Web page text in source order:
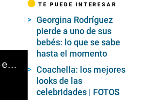
Perú llegaría en julio de este año al 80% de población vacunada con la tercera dosis, estima Minsa
TE PUEDE INTERESAR
Georgina Rodríguez
pierde a uno de sus
bebés: lo que se sabe
hasta el momento
Coachella: los mejores
looks de las
celebridades | FOTOS